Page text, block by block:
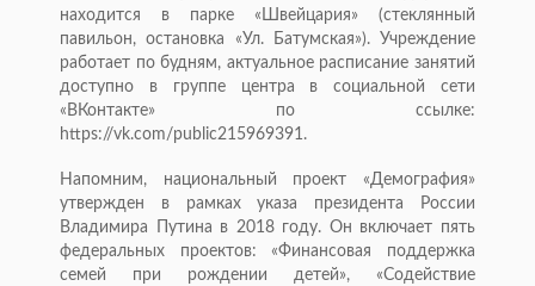
находится в парке «Швейцария» (стеклянный
павильон, остановка «Ул. Батумская»). Учреждение
работает по будням, актуальное расписание занятий
доступно в группе центра в социальной сети
«ВКонтакте» по ссылке:
https://vk.com/public215969391.
Напомним, национальный проект «Демография»
утвержден в рамках указа президента России
Владимира Путина в 2018 году. Он включает пять
федеральных проектов: «Финансовая поддержка
семей при рождении детей», «Содействие